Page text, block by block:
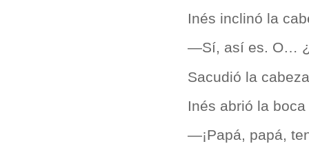
Inés inclinó la
—Sí, así es. O…
Sacudió la
Inés abrió la
—¡Papá, papá,